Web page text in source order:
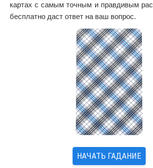
картах с самым точным и правдивым
бесплатно даст ответ на ваш вопрос.
НАЧАТЬ ГАДАНИЕ